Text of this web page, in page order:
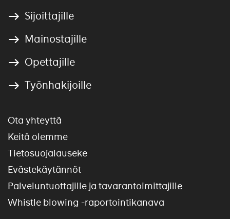
Sijoittajille
Mainostajille
Opettajille
Työnhakijoille
Ota yhteyttä
Keitä olemme
Tietosuojalauseke
Evästekäytännöt
Palveluntuottajille ja tavarantoimittajille
Whistle blowing -raportointikanava